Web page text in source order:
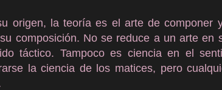
origen, la teoría es el arte de componer
composición. No se reduce a un arte en
táctico. Tampoco es ciencia en el
la ciencia de los matices, pero